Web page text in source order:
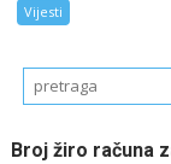
Vijesti
Broj žiro računa